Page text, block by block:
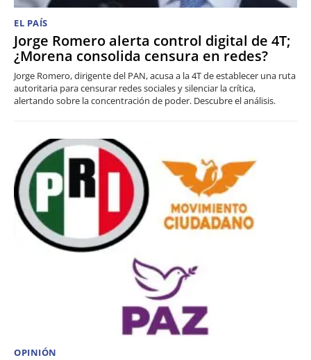
EL PAÍS
Jorge Romero alerta control digital de 4T;
¿Morena consolida censura en redes?
Jorge Romero, dirigente del PAN, acusa a la 4T de establecer una ruta
autoritaria para censurar redes sociales y silenciar la crítica,
alertando sobre la concentración de poder. Descubre el análisis.
OPINIÓN